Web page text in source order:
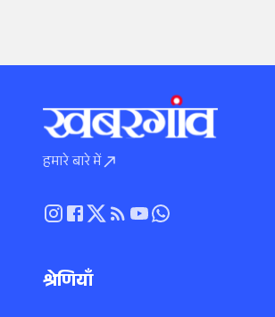
हमारे बारे में
श्रेणियाँ